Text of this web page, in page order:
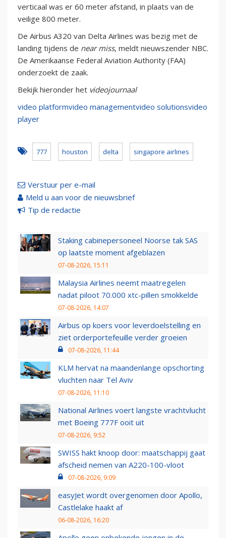
verticaal was er 60 meter afstand, in plaats van de
veilige 800 meter.
De Airbus A320 van Delta Airlines was bezig met de
landing tijdens de near miss, meldt nieuwszender NBC.
De Amerikaanse Federal Aviation Authority (FAA)
onderzoekt de zaak.
Bekijk hieronder het videojournaal
video platformvideo managementvideo solutionsvideo
player
777 houston delta singapore airlines
Verstuur per e-mail
Meld u aan voor de nieuwsbrief
Tip de redactie
Staking cabinepersoneel Noorse tak SAS
op laatste moment afgeblazen
07-08-2026, 15:11
Malaysia Airlines neemt maatregelen
nadat piloot 70.000 xtc-pillen smokkelde
07-08-2026, 14:07
Airbus op koers voor leverdoelstelling en
ziet orderportefeuille verder groeien
07-08-2026, 11:44
KLM hervat na maandenlange opschorting
vluchten naar Tel Aviv
07-08-2026, 11:10
National Airlines voert langste vrachtvlucht
met Boeing 777F ooit uit
07-08-2026, 9:52
SWISS hakt knoop door: maatschappij gaat
afscheid nemen van A220-100-vloot
07-08-2026, 9:09
easyJet wordt overgenomen door Apollo,
Castlelake haakt af
06-08-2026, 16:20